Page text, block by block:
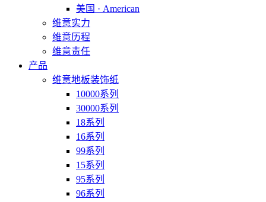
美国 · American
维意实力
维意历程
维意责任
产品
维意地板装饰纸
10000系列
30000系列
18系列
16系列
99系列
15系列
95系列
96系列